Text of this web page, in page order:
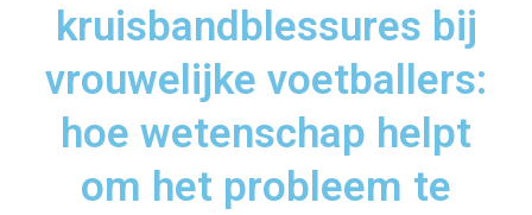
kruisbandblessures bij
vrouwelijke voetballers:
hoe wetenschap helpt
om het probleem te